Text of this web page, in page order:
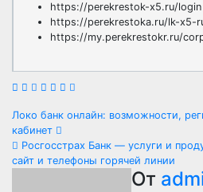
https://perekrestok-x5.ru/login
https://perekrestoka.ru/lk-x5-
https://my.perekrestokr.ru/
Навигация
по
Локо банк онлайн: возможности,
кабинет
Росгосстрах Банк — услуги и
сайт и телефоны горячей линии
От